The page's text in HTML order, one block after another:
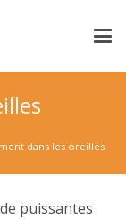
dans les oreilles
puissantes